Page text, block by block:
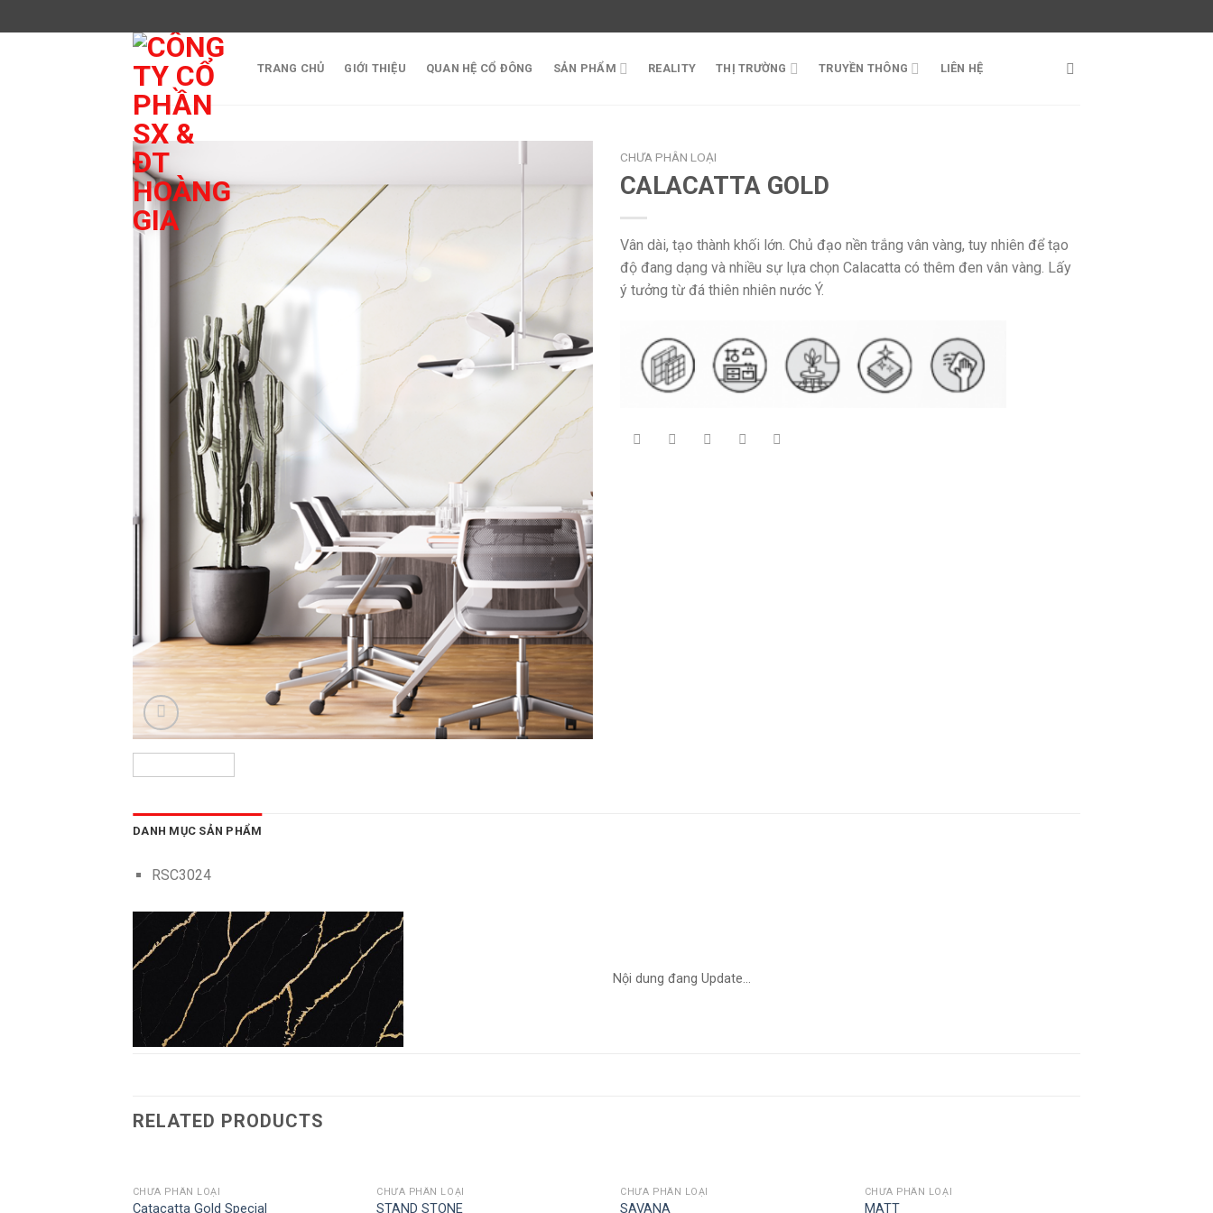
to
TRANG CHỦ GIỚI THIỆU QUAN HỆ CỔ ĐÔNG SẢN PHẨM REALITY THỊ TRƯỜNG TRUYỀN THÔNG LIÊN HỆ
CHƯA PHÂN LOẠI
CALACATTA GOLD
Vân dài, tạo thành khối lớn. Chủ đạo nền trắng vân vàng, tuy nhiên để tạo
độ đang dạng và nhiều sự lựa chọn Calacatta có thêm đen vân vàng. Lấy
ý tưởng từ đá thiên nhiên nước Ý.
DANH MỤC SẢN PHẨM
RSC3024
Nội dung đang Update…
RELATED PRODUCTS
CHƯA PHÂN LOẠI
Catacatta Gold Special
CHƯA PHÂN LOẠI
STAND STONE
CHƯA PHÂN LOẠI
SAVANA
CHƯA PHÂN LOẠI
MATT